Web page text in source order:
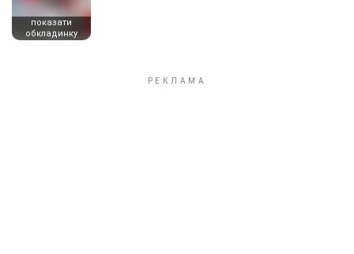
показати
обкладинку